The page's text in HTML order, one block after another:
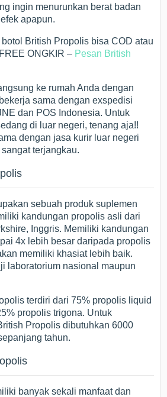
ingin menurunkan berat badan
apapun.
British Propolis bisa COD atau
ONGKIR – Pesan British
ke rumah Anda dengan
sama dengan exspedisi
dan POS Indonesia. Untuk
di luar negeri, tenang aja!!
dengan jasa kurir luar negeri
terjangkau.
sebuah produk suplemen
kandungan propolis asli dari
Inggris. Memiliki kandungan
4x lebih besar daripada propolis
memiliki khasiat lebih baik.
laboratorium nasional maupun
terdiri dari 75% propolis liquid
propolis trigona. Untuk
Propolis dibutuhkan 6000
tahun.
banyak sekali manfaat dan